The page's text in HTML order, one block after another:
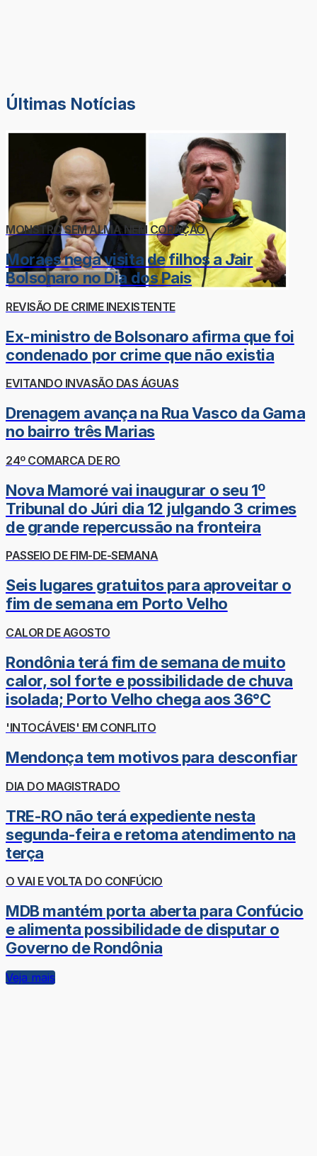
Últimas Notícias
MONSTRO SEM ALMA NEM CORAÇÃO
Moraes nega visita de filhos a Jair
Bolsonaro no Dia dos Pais
REVISÃO DE CRIME INEXISTENTE
Ex-ministro de Bolsonaro afirma que foi
condenado por crime que não existia
EVITANDO INVASÃO DAS ÁGUAS
Drenagem avança na Rua Vasco da Gama
no bairro três Marias
24º COMARCA DE RO
Nova Mamoré vai inaugurar o seu 1º
Tribunal do Júri dia 12 julgando 3 crimes
de grande repercussão na fronteira
PASSEIO DE FIM-DE-SEMANA
Seis lugares gratuitos para aproveitar o
fim de semana em Porto Velho
CALOR DE AGOSTO
Rondônia terá fim de semana de muito
calor, sol forte e possibilidade de chuva
isolada; Porto Velho chega aos 36°C
'INTOCÁVEIS' EM CONFLITO
Mendonça tem motivos para desconfiar
DIA DO MAGISTRADO
TRE-RO não terá expediente nesta
segunda-feira e retoma atendimento na
terça
O VAI E VOLTA DO CONFÚCIO
MDB mantém porta aberta para Confúcio
e alimenta possibilidade de disputar o
Governo de Rondônia
Veja mais